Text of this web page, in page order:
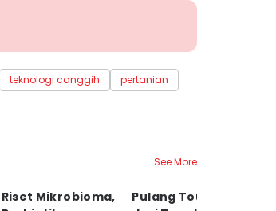
teknologi canggih pertanian
See More
Riset Mikrobioma,
Pulang Touring